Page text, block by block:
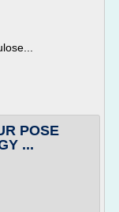
POSE
...